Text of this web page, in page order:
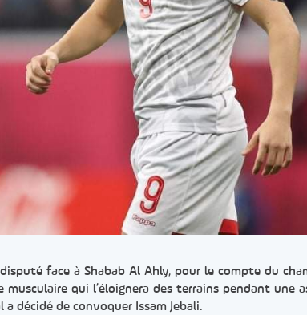
face à Shabab Al Ahly, pour le compte du
qui l’éloignera des terrains pendant une
décidé de convoquer Issam Jebali.